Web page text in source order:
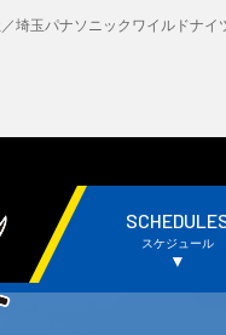
埼玉パナソニックワイルドナイ
スケジュール
▼
・試合日程・結果
・チームスケジュール